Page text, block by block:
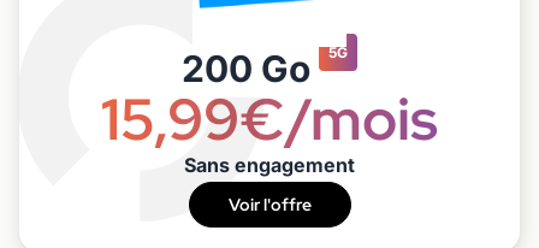
200 Go 5G
15,99€/mois
Sans engagement
Voir l'offre